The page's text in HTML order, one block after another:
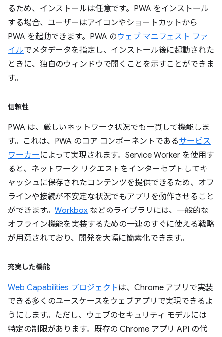
るため、インストールは任意です。PWA をインストール
する場合、ユーザーはアイコンやショートカットから
PWA を起動できます。PWA のウェブ マニフェスト ファ
イルでメタデータを指定し、インストール後に起動された
ときに、独自のウィンドウで開くことを示すことができま
す。
信頼性
PWA は、厳しいネットワーク状況でも一貫して機能しま
す。これは、PWA のコア コンポーネントであるサービス
ワーカー によって実現されます。Service Worker を使用す
ると、ネットワーク リクエストをインターセプトしてキ
ャッシュに保存されたコンテンツを提供できるため、オフ
ラインや接続が不安定な状況でもアプリを動作させること
ができます。 Workbox などのライブラリには、一般的な
オフライン機能を実装するための一連のすぐに使える戦略
が用意されており、開発を大幅に簡素化できます。
充実した機能
Web Capabilities プロジェクトは、Chrome アプリで実装
できる多くのユースケースをウェブアプリで実現できるよ
うにします。ただし、ウェブのセキュリティ モデルには
特定の制限があります。既存の Chrome アプリ API の代